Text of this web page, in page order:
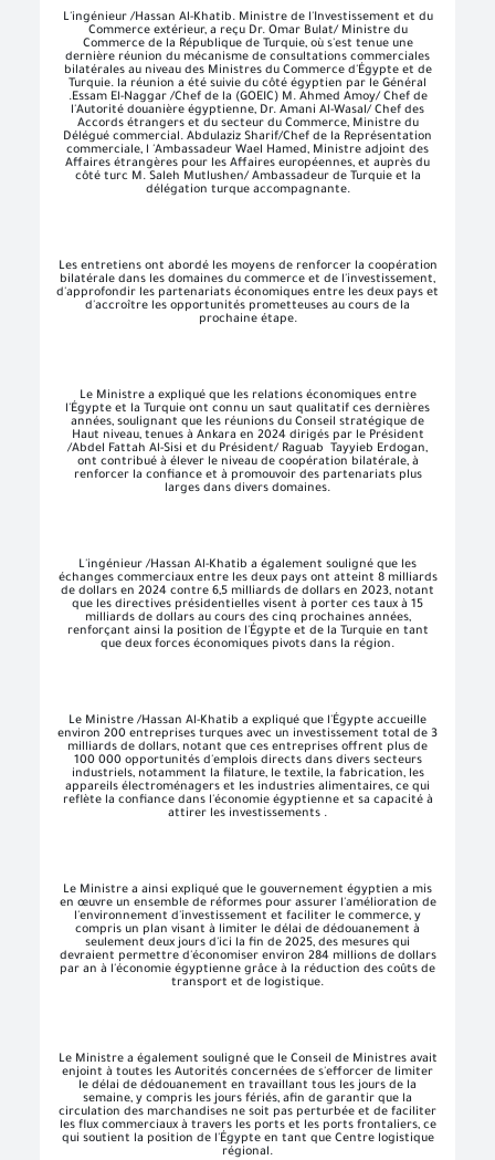
L'ingénieur /Hassan Al-Khatib. Ministre de l'Investissement et du
Commerce extérieur, a reçu Dr. Omar Bulat/ Ministre du
Commerce de la République de Turquie, où s'est tenue une
dernière réunion du mécanisme de consultations commerciales
bilatérales au niveau des Ministres du Commerce d'Égypte et de
Turquie. la réunion a été suivie du côté égyptien par le Général
.Essam El-Naggar /Chef de la (GOEIC) M. Ahmed Amoy/ Chef de
l'Autorité douanière égyptienne, Dr. Amani Al-Wasal/ Chef des
Accords étrangers et du secteur du Commerce, Ministre du
Délégué commercial. Abdulaziz Sharif/Chef de la Représentation
commerciale, l 'Ambassadeur Wael Hamed, Ministre adjoint des
Affaires étrangères pour les Affaires européennes, et auprès du
côté turc M. Saleh Mutlushen/ Ambassadeur de Turquie et la
délégation turque accompagnante.
Les entretiens ont abordé les moyens de renforcer la coopération
bilatérale dans les domaines du commerce et de l'investissement,
d'approfondir les partenariats économiques entre les deux pays et
d'accroître les opportunités prometteuses au cours de la
prochaine étape.
Le Ministre a expliqué que les relations économiques entre
l'Égypte et la Turquie ont connu un saut qualitatif ces dernières
années, soulignant que les réunions du Conseil stratégique de
Haut niveau, tenues à Ankara en 2024 dirigés par le Président
/Abdel Fattah Al-Sisi et du Président/ Raguab Tayyieb Erdogan,
ont contribué à élever le niveau de coopération bilatérale, à
renforcer la confiance et à promouvoir des partenariats plus
larges dans divers domaines.
L'ingénieur /Hassan Al-Khatib a également souligné que les
échanges commerciaux entre les deux pays ont atteint 8 milliards
de dollars en 2024 contre 6,5 milliards de dollars en 2023, notant
que les directives présidentielles visent à porter ces taux à 15
milliards de dollars au cours des cinq prochaines années,
renforçant ainsi la position de l'Égypte et de la Turquie en tant
que deux forces économiques pivots dans la région.
Le Ministre /Hassan Al-Khatib a expliqué que l'Égypte accueille
environ 200 entreprises turques avec un investissement total de 3
milliards de dollars, notant que ces entreprises offrent plus de
100 000 opportunités d'emplois directs dans divers secteurs
industriels, notamment la filature, le textile, la fabrication, les
appareils électroménagers et les industries alimentaires, ce qui
reflète la confiance dans l'économie égyptienne et sa capacité à
attirer les investissements .
Le Ministre a ainsi expliqué que le gouvernement égyptien a mis
en œuvre un ensemble de réformes pour assurer l'amélioration de
l'environnement d'investissement et faciliter le commerce, y
compris un plan visant à limiter le délai de dédouanement à
seulement deux jours d'ici la fin de 2025, des mesures qui
devraient permettre d'économiser environ 284 millions de dollars
par an à l'économie égyptienne grâce à la réduction des coûts de
transport et de logistique.
Le Ministre a également souligné que le Conseil de Ministres avait
enjoint à toutes les Autorités concernées de s'efforcer de limiter
le délai de dédouanement en travaillant tous les jours de la
semaine, y compris les jours fériés, afin de garantir que la
circulation des marchandises ne soit pas perturbée et de faciliter
les flux commerciaux à travers les ports et les ports frontaliers, ce
qui soutient la position de l'Égypte en tant que Centre logistique
régional.